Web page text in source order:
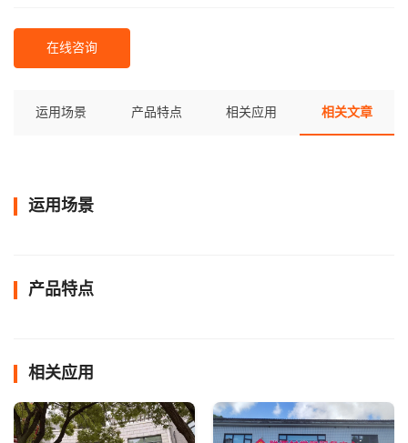
在线咨询
运用场景 产品特点 相关应用 相关文章
运用场景
产品特点
相关应用